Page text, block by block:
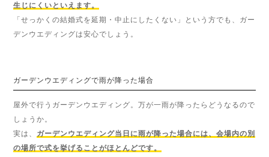
生じにくいといえます。
「せっかくの結婚式を延期・中止にしたくない」という方でも、ガー
デンウエディングは安心でしょう。
ガーデンウエディングで雨が降った場合
屋外で行うガーデンウエディング。万が一雨が降ったらどうなるので
しょうか。
実は、 ガーデンウエディング当日に雨が降った場合には、会場内の別
の場所で式を挙げることがほとんどです。